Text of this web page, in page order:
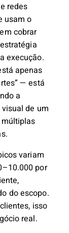
redes
usam o
cobrar
execução.
apenas
— está
a
de um
variam
por
do escopo.
isso
real.